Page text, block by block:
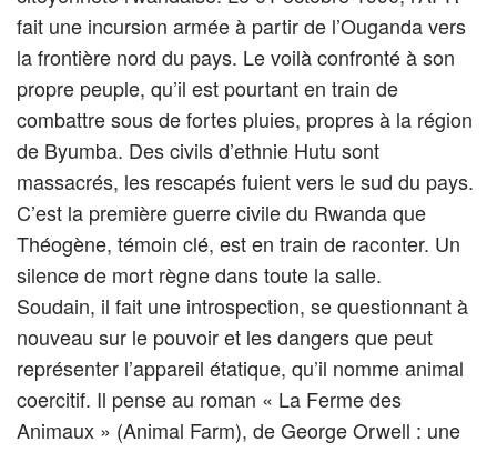
fait une incursion armée à partir de l’Ouganda vers
la frontière nord du pays. Le voilà confronté à son
propre peuple, qu’il est pourtant en train de
combattre sous de fortes pluies, propres à la région
de Byumba. Des civils d’ethnie Hutu sont
massacrés, les rescapés fuient vers le sud du pays.
C’est la première guerre civile du Rwanda que
Théogène, témoin clé, est en train de raconter. Un
silence de mort règne dans toute la salle.
Soudain, il fait une introspection, se questionnant à
nouveau sur le pouvoir et les dangers que peut
représenter l’appareil étatique, qu’il nomme animal
coercitif. Il pense au roman « La Ferme des
Animaux » (Animal Farm), de George Orwell : une